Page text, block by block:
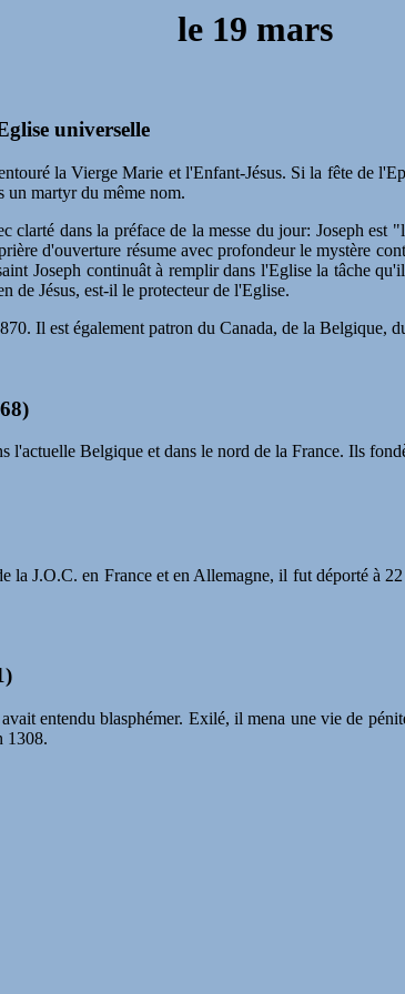
le 19 mars
universelle
la Vierge Marie et l'Enfant-Jésus. Si la fête de
un martyr du même nom.
clarté dans la préface de la messe du jour: Joseph
d'ouverture résume avec profondeur le mystère
Joseph continuât à remplir dans l'Eglise la tâche
de Jésus, est-il le protecteur de l'Eglise.
Il est également patron du Canada, de la Belgique,
l'actuelle Belgique et dans le nord de la France. Ils
la J.O.C. en France et en Allemagne, il fut déporté à
entendu blasphémer. Exilé, il mena une vie de
1308.